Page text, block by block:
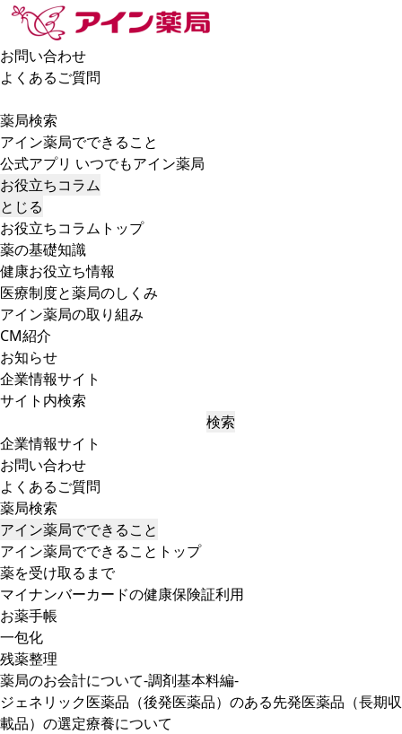
お問い合わせ
よくあるご質問
薬局検索
アイン薬局でできること
公式アプリ いつでもアイン薬局
お役立ちコラム
とじる
お役立ちコラムトップ
薬の基礎知識
健康お役立ち情報
医療制度と薬局のしくみ
アイン薬局の取り組み
CM紹介
お知らせ
企業情報サイト
サイト内検索
検索
企業情報サイト
お問い合わせ
よくあるご質問
薬局検索
アイン薬局でできること
アイン薬局でできることトップ
薬を受け取るまで
マイナンバーカードの健康保険証利用
お薬手帳
一包化
残薬整理
薬局のお会計について-調剤基本料編-
ジェネリック医薬品（後発医薬品）のある先発医薬品（長期収
載品）の選定療養について